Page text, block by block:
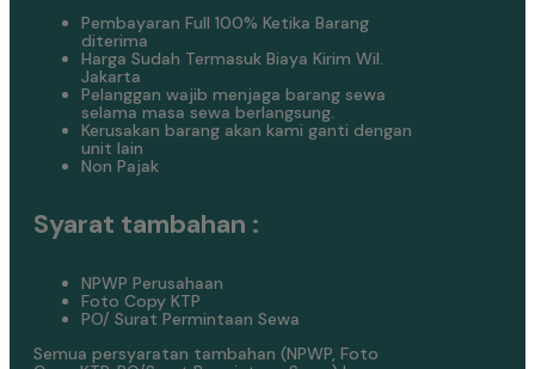
Pembayaran Full 100% Ketika Barang
diterima
Harga Sudah Termasuk Biaya Kirim Wil.
Jakarta
Pelanggan wajib menjaga barang sewa
selama masa sewa berlangsung.
Kerusakan barang akan kami ganti dengan
unit lain
Non Pajak
Syarat tambahan :
NPWP Perusahaan
Foto Copy KTP
PO/ Surat Permintaan Sewa
Semua persyaratan tambahan (NPWP, Foto